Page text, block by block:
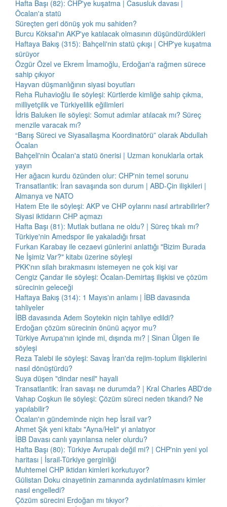
Hafta Başı (82): CHP'ye kuşatma | Casusluk davası |
Öcalan'a statü
Süreçten geri dönüş yok mu sahiden?
Burcu Köksal'ın AKP'ye katılacak olmasının düşündürdükleri
Haftaya Bakış (315): Bahçeli'nin statü çıkışı | CHP'ye kuşatma
sürüyor
Özgür Özel ve Ekrem İmamoğlu, Erdoğan'a rağmen sürece
sahip çıkıyor
Hayvan düşmanlığının siyasi boyutları
Reha Ruhavioğlu ile söyleşi: Kürtlerde kimliğe sahip çıkma,
milliyetçilik ve Türkiyelilik eğilimleri
İdris Baluken ile söyleşi: Somut adımlar atılacak mı? Süreç
menzile varacak mı?
“Barış Süreci ve Siyasallaşma Koordinatörü” olarak Abdullah
Öcalan
Bahçeli'nin Öcalan'a statü önerisi | Uzman konuklarla ortak
yayın
Her ağacın kurdu özünden olur: CHP'nin temel sorunu
Transatlantik: İran savaşında son durum | ABD-Çin ilişkileri |
Almanya ve NATO
Hatem Ete ile söyleşi: AKP ve CHP oylarını nasıl artırabilirler?
Siyasi iktidarın CHP açmazı
Hafta Başı (81): Mutlak butlana ne oldu? | Süreç tıkalı mı?
Türkiye'nin Amedspor ile yakaladığı fırsat
Furkan Karabay ile cezaevi günlerini anlattığı "Bizim Burada
Ne İşimiz Var?" kitabı üzerine söyleşi
PKK'nın silah bırakmasını istemeyen ne çok kişi var
Cengiz Çandar ile söyleşi: Öcalan-Demirtaş ilişkisi ve çözüm
sürecinin geleceği
Haftaya Bakış (314): 1 Mayıs'ın anlamı | İBB davasında
tahliyeler
İBB davasında Adem Soytekin niçin tahliye edildi?
Erdoğan çözüm sürecinin önünü açıyor mu?
Türkiye Avrupa'nın içinde mi, dışında mı? | Sinan Ülgen ile
söyleşi
Reza Talebi ile söyleşi: Savaş İran'da rejim-toplum ilişkilerini
nasıl dönüştürdü?
Suya düşen "dindar nesil" hayali
Transatlantik: İran savaşı ne durumda? | Kral Charles ABD'de
Vahap Coşkun ile söyleşi: Çözüm süreci neden tıkandı? Ne
yapılabilir?
Öcalan'ın gündeminde niçin hep İsrail var?
Ahmet Şık yeni kitabı "Ayna/Heli" yi anlatıyor
İBB Davası canlı yayınlansa neler olurdu?
Hafta Başı (80): Türkiye Avrupalı değil mi? | CHP'nin yeni yol
haritası | İsrail-Türkiye gerginliği
Muhtemel CHP iktidarı kimleri korkutuyor?
Gülistan Doku cinayetinin zamanında aydınlatılmasını kimler
nasıl engelledi?
Çözüm sürecini Erdoğan mı tıkıyor?